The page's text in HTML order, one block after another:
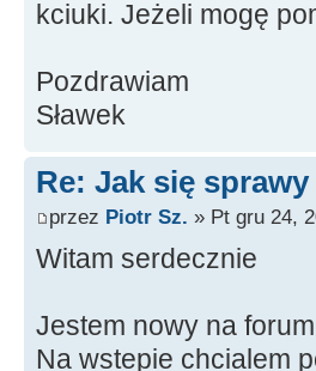
kciuki. Jeżeli mogę
Pozdrawiam
Sławek
Re: Jak się sprawy
przez Piotr Sz. » Pt gru 24,
Witam serdecznie
Jestem nowy na
Na wstepie chcialem